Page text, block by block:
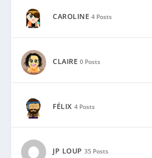
FÉLIX 4 Posts
JP LOUP 35 Posts
JULIEN 7 Posts
LUCIE 6 Posts